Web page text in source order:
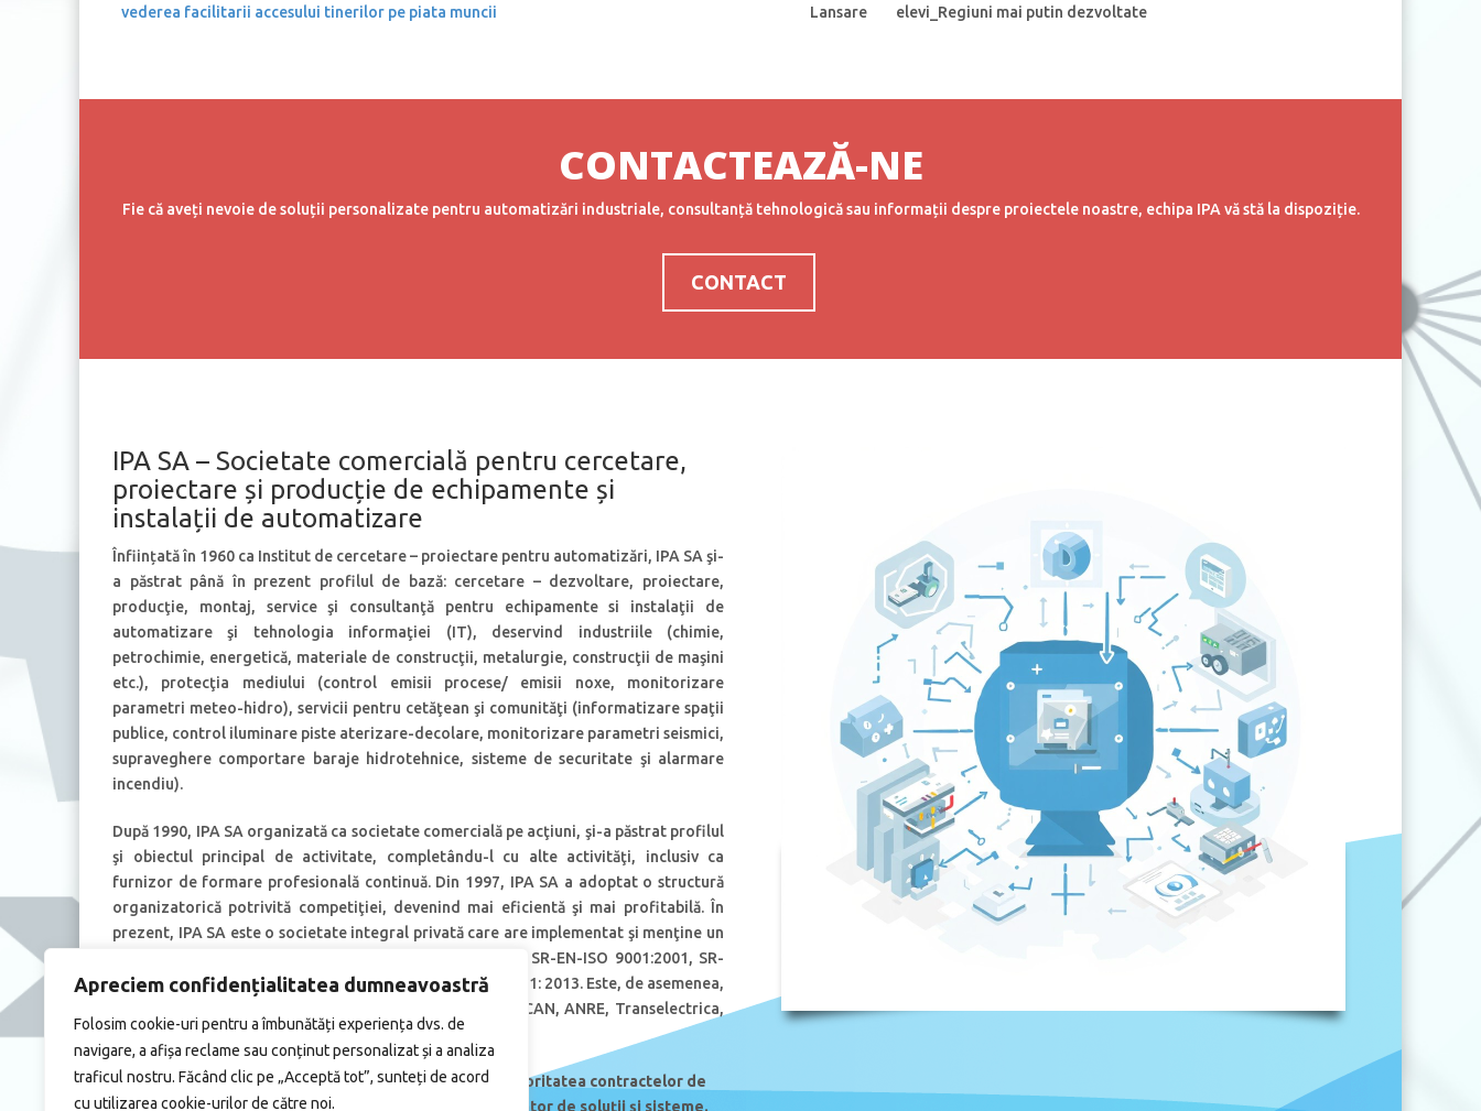
Apreciem confidențialitatea dumneavoastră
Folosim cookie-uri pentru a îmbunătăți experiența dvs. de
navigare, a afișa reclame sau conținut personalizat și a analiza
traficul nostru. Făcând clic pe „Acceptă tot”, sunteți de acord
cu utilizarea cookie-urilor de către noi.
vederea facilitarii accesului tinerilor pe piata muncii
Lansare
elevi_Regiuni mai putin dezvoltate
CONTACTEAZĂ-NE
Fie că aveți nevoie de soluții personalizate pentru automatizări industriale, consultanță tehnologică sau informații despre proiectele noastre, echipa IPA vă stă la dispoziție.
CONTACT
IPA SA – Societate comercială pentru cercetare,
proiectare și producție de echipamente și
instalații de automatizare
Înființată în 1960 ca Institut de cercetare – proiectare pentru automatizări, IPA SA şi-
a păstrat până în prezent profilul de bază: cercetare – dezvoltare, proiectare,
producţie, montaj, service şi consultanţă pentru echipamente si instalaţii de
automatizare şi tehnologia informaţiei (IT), deservind industriile (chimie,
petrochimie, energetică, materiale de construcţii, metalurgie, construcţii de maşini
etc.), protecţia mediului (control emisii procese/ emisii noxe, monitorizare
parametri meteo-hidro), servicii pentru cetăţean şi comunităţi (informatizare spaţii
publice, control iluminare piste aterizare-decolare, monitorizare parametri seismici,
supraveghere comportare baraje hidrotehnice, sisteme de securitate şi alarmare
incendiu).
După 1990, IPA SA organizată ca societate comercială pe acţiuni, şi-a păstrat profilul
şi obiectul principal de activitate, completându-l cu alte activităţi, inclusiv ca
furnizor de formare profesională continuă. Din 1997, IPA SA a adoptat o structură
organizatorică potrivită competiţiei, devenind mai eficientă şi mai profitabilă. În
prezent, IPA SA este o societate integral privată care are implementat şi menţine un
Sistem de Management Integrat conform standardelor SR-EN-ISO 9001:2001, SR-
EN-ISO 14001:2005, BS OHSAS18001:2007 şi ISO/ IEC 27001: 2013. Este, de asemenea,
autorizată pentru activităţile sale de profil de către CNCAN, ANRE, Transelectrica,
ISCIR, INSEMEX, ANC s.a.
În ultimii ani, pentru a răspunde cerințelor pieței, majoritatea contractelor de
profil au fost de tip “livrare la cheie”, IPA fiind integrator de soluții și sisteme.